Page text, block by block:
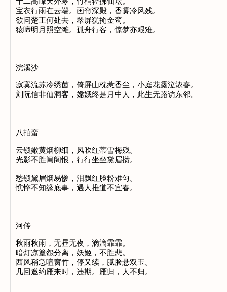
宝衣行雨在云端。画帘深殿，香雾冷风残。
欲问楚王何处去，翠屏犹掩金鸾。
浣溪沙
寂寞流苏冷绣茵，倚屏山枕惹香尘，小庭花露泣浓春。
八拍蛮
云锁嫩黄烟柳细，风吹红蒂雪梅残。
光影不胜闺阁恨，行行坐坐黛眉攒。
愁锁黛眉烟易惨，泪飘红脸粉难匀。
河传
秋雨秋雨，无昼无夜，滴滴霏霏。
暗灯凉簟怨分离，妖姬，不胜悲。
西风稍急喧窗竹，停又续，腻脸悬双玉。